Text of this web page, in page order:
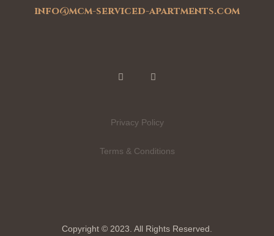
info@mcm-serviced-apartments.com
Privacy Policy
Terms & Conditions
Copyright © 2023. All Rights Reserved.